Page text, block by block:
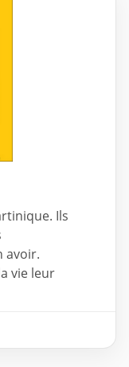
Ils
avoir.
vie leur